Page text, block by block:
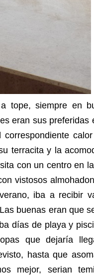
tope, siempre en
eran sus preferidas
terracita y la
con un centro en
vistosos
iba a recibir
buenas eran que
días de playa y
que dejaría
hasta que
mejor, serian